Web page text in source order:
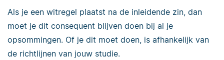
Als je een witregel plaatst na de inleidende zin, dan
moet je dit consequent blijven doen bij al je
opsommingen. Of je dit moet doen, is afhankelijk van
de richtlijnen van jouw studie.